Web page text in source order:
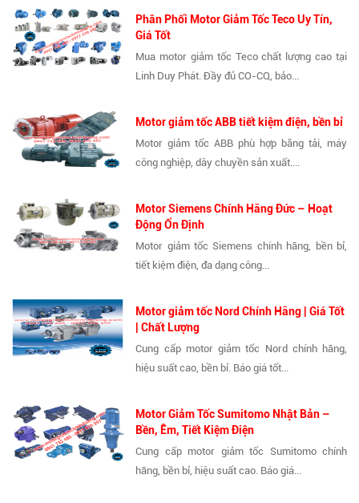
Phân Phối Motor Giảm Tốc Teco Uy Tín,
Giá Tốt
Mua motor giảm tốc Teco chất lượng cao tại
Linh Duy Phát. Đầy đủ CO-CQ, bảo...
Motor giảm tốc ABB tiết kiệm điện, bền bỉ
Motor giảm tốc ABB phù hợp băng tải, máy
công nghiệp, dây chuyền sản xuất....
Motor Siemens Chính Hãng Đức – Hoạt
Động Ổn Định
Motor giảm tốc Siemens chính hãng, bền bỉ,
tiết kiệm điện, đa dạng công...
Motor giảm tốc Nord Chính Hãng | Giá Tốt
| Chất Lượng
Cung cấp motor giảm tốc Nord chính hãng,
hiệu suất cao, bền bỉ. Báo giá tốt...
Motor Giảm Tốc Sumitomo Nhật Bản –
Bền, Êm, Tiết Kiệm Điện
Cung cấp motor giảm tốc Sumitomo chính
hãng, bền bỉ, hiệu suất cao. Báo giá...